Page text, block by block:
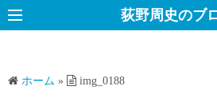
コ
ン
荻野周史のブ
ホーム » img_0188